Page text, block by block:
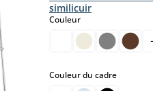
similicuir
Couleurselect
Couleur du cadreselect